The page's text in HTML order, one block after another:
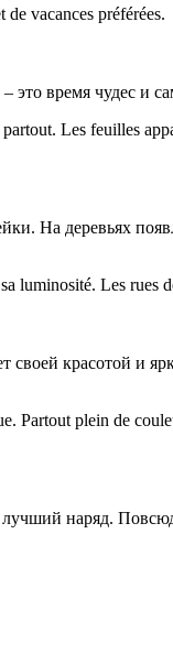
de vacances préférées.
это время чудес и
Les feuilles
На деревьях
luminosité. Les rues
своей красотой и
Partout plein de
лучший наряд.